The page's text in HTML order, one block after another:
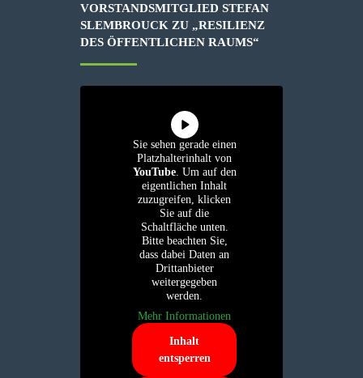
VORSTANDSMITGLIED STEFAN
SLEMBROUCK ZU „RESILIENZ
DES ÖFFENTLICHEN RAUMS“
Sie sehen gerade einen
Platzhalterinhalt von
YouTube. Um auf den
eigentlichen Inhalt
zuzugreifen, klicken
Sie auf die
Schaltfläche unten.
Bitte beachten Sie,
dass dabei Daten an
Drittanbieter
weitergegeben
werden.
Mehr Informationen
Inhalt
entsperren